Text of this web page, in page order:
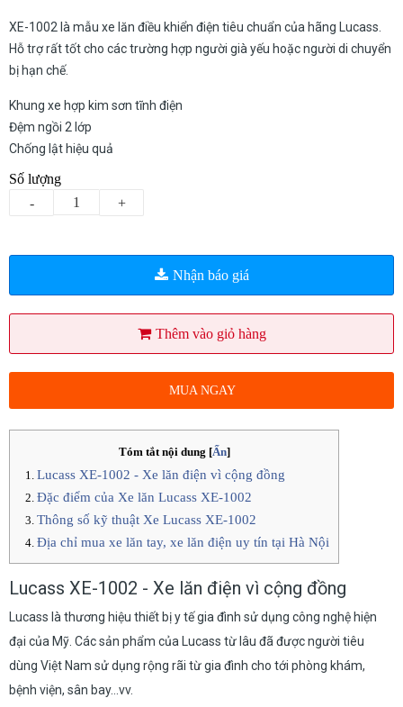
XE-1002 là mẫu xe lăn điều khiển điện tiêu chuẩn của hãng Lucass.
Hỗ trợ rất tốt cho các trường hợp người già yếu hoặc người di chuyển
bị hạn chế.
Khung xe hợp kim sơn tĩnh điện
Đệm ngồi 2 lớp
Chống lật hiệu quả
Số lượng
-
+
Nhận báo giá
Thêm vào giỏ hàng
MUA NGAY
Tóm tắt nội dung [Ẩn]
Lucass XE-1002 - Xe lăn điện vì cộng đồng
Đặc điểm của Xe lăn Lucass XE-1002
Thông số kỹ thuật Xe Lucass XE-1002
Địa chỉ mua xe lăn tay, xe lăn điện uy tín tại Hà Nội
Lucass XE-1002 - Xe lăn điện vì cộng đồng
Lucass là thương hiệu thiết bị y tế gia đình sử dụng công nghệ hiện
đại của Mỹ. Các sản phẩm của Lucass từ lâu đã được người tiêu
dùng Việt Nam sử dụng rộng rãi từ gia đình cho tới phòng khám,
bệnh viện, sân bay...vv.